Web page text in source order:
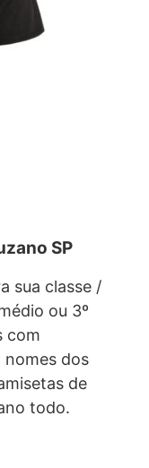
SP
sua classe /
ou 3º
com
nomes dos
de
todo.